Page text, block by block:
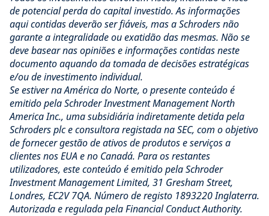
de potencial perda do capital investido. As informações
aqui contidas deverão ser fiáveis, mas a Schroders não
garante a integralidade ou exatidão das mesmas. Não se
deve basear nas opiniões e informações contidas neste
documento aquando da tomada de decisões estratégicas
e/ou de investimento individual.
Se estiver na América do Norte, o presente conteúdo é
emitido pela Schroder Investment Management North
America Inc., uma subsidiária indiretamente detida pela
Schroders plc e consultora registada na SEC, com o objetivo
de fornecer gestão de ativos de produtos e serviços a
clientes nos EUA e no Canadá. Para os restantes
utilizadores, este conteúdo é emitido pela Schroder
Investment Management Limited, 31 Gresham Street,
Londres, EC2V 7QA. Número de registo 1893220 Inglaterra.
Autorizada e regulada pela Financial Conduct Authority.